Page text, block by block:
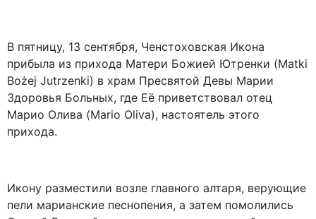
В пятницу, 13 сентября, Ченстоховская Икона
прибыла из прихода Матери Божией Ютренки (Matki
Bożej Jutrzenki) в храм Пресвятой Девы Марии
Здоровья Больных, где Её приветствовал отец
Марио Олива (Mario Oliva), настоятель этого
прихода.
Икону разместили возле главного алтаря, верующие
пели марианские песнопения, а затем помолились